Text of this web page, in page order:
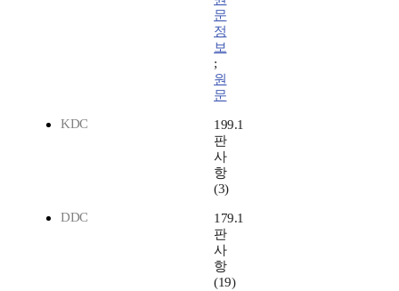
문
정
보
;
원
문
KDC
199.1
판
사
항
(3)
DDC
179.1
판
사
항
(19)